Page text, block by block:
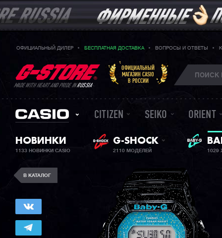
ОФИЦИАЛЬНЫЙ ДИЛЕР БЕСПЛАТНАЯ ДОСТАВКА ВОПРОСЫ И ОТВЕТЫ
MADE WITH HEART AND PRIDE INRUSSIA
ОФИЦИАЛЬНЫЙ
МАГАЗИН CASIO
В РОССИИ
CITIZEN SEIKO ORIENT
НОВИНКИ
1133 НОВИНКИ CASIO
G-SHOCK
2110 МОДЕЛЕЙ 1029
В КАТАЛОГ